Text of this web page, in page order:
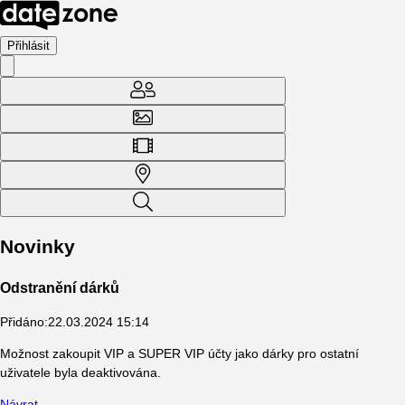
Přihlásit
Novinky
Odstranění dárků
Přidáno:22.03.2024 15:14
Možnost zakoupit VIP a SUPER VIP účty jako dárky pro ostatní
uživatele byla deaktivována.